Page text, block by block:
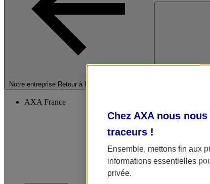
Notre entreprise Retour à la section précédente
AXA France
Chez AXA nous
traceurs !
Ensemble, mettons fin aux
informations essentielles
privée.